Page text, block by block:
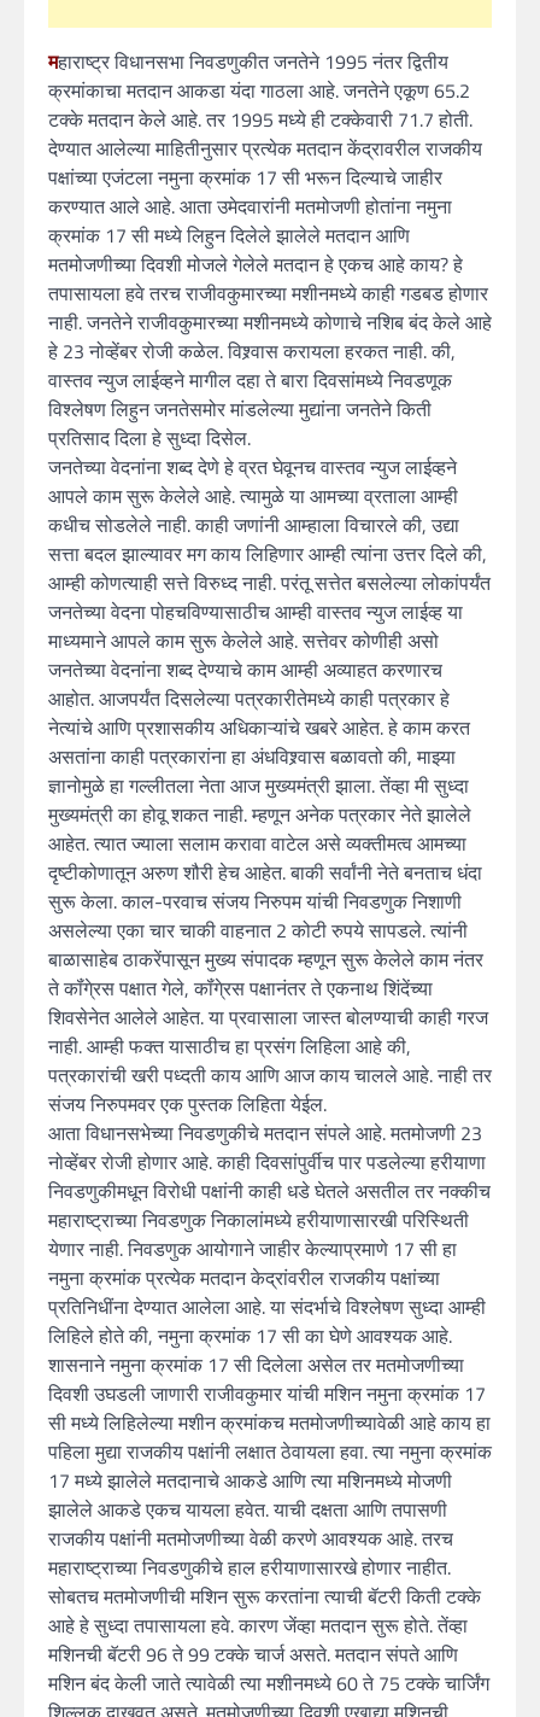
महाराष्ट्र विधानसभा निवडणुकीत जनतेने 1995 नंतर द्वितीय
क्रमांकाचा मतदान आकडा यंदा गाठला आहे. जनतेने एकूण 65.2
टक्के मतदान केले आहे. तर 1995 मध्ये ही टक्केवारी 71.7 होती.
देण्यात आलेल्या माहितीनुसार प्रत्येक मतदान केंद्रावरील राजकीय
पक्षांच्या एजंटला नमुना क्रमांक 17 सी भरून दिल्याचे जाहीर
करण्यात आले आहे. आता उमेदवारांनी मतमोजणी होतांना नमुना
क्रमांक 17 सी मध्ये लिहुन दिलेले झालेले मतदान आणि
मतमोजणीच्या दिवशी मोजले गेलेले मतदान हे एकच आहे काय? हे
तपासायला हवे तरच राजीवकुमारच्या मशीनमध्ये काही गडबड होणार
नाही. जनतेने राजीवकुमारच्या मशीनमध्ये कोणाचे नशिब बंद केले आहे
हे 23 नोव्हेंबर रोजी कळेल. विश्र्वास करायला हरकत नाही. की,
वास्तव न्युज लाईव्हने मागील दहा ते बारा दिवसांमध्ये निवडणूक
विश्लेषण लिहुन जनतेसमोर मांडलेल्या मुद्यांना जनतेने किती
प्रतिसाद दिला हे सुध्दा दिसेल.
जनतेच्या वेदनांना शब्द देणे हे व्रत घेवूनच वास्तव न्युज लाईव्हने
आपले काम सुरू केलेले आहे. त्यामुळे या आमच्या व्रताला आम्ही
कधीच सोडलेले नाही. काही जणांनी आम्हाला विचारले की, उद्या
सत्ता बदल झाल्यावर मग काय लिहिणार आम्ही त्यांना उत्तर दिले की,
आम्ही कोणत्याही सत्ते विरुध्द नाही. परंतू सत्तेत बसलेल्या लोकांपर्यंत
जनतेच्या वेदना पोहचविण्यासाठीच आम्ही वास्तव न्युज लाईव्ह या
माध्यमाने आपले काम सुरू केलेले आहे. सत्तेवर कोणीही असो
जनतेच्या वेदनांना शब्द देण्याचे काम आम्ही अव्याहत करणारच
आहोत. आजपर्यंत दिसलेल्या पत्रकारीतेमध्ये काही पत्रकार हे
नेत्यांचे आणि प्रशासकीय अधिकाऱ्यांचे खबरे आहेत. हे काम करत
असतांना काही पत्रकारांना हा अंधविश्र्वास बळावतो की, माझ्या
ज्ञानोमुळे हा गल्लीतला नेता आज मुख्यमंत्री झाला. तेंव्हा मी सुध्दा
मुख्यमंत्री का होवू शकत नाही. म्हणून अनेक पत्रकार नेते झालेले
आहेत. त्यात ज्याला सलाम करावा वाटेल असे व्यक्तीमत्व आमच्या
दृष्टीकोणातून अरुण शौरी हेच आहेत. बाकी सर्वांनी नेते बनताच धंदा
सुरू केला. काल-परवाच संजय निरुपम यांची निवडणुक निशाणी
असलेल्या एका चार चाकी वाहनात 2 कोटी रुपये सापडले. त्यांनी
बाळासाहेब ठाकरेंपासून मुख्य संपादक म्हणून सुरू केलेले काम नंतर
ते कॉंगे्रस पक्षात गेले, कॉंगे्रस पक्षानंतर ते एकनाथ शिंदेंच्या
शिवसेनेत आलेले आहेत. या प्रवासाला जास्त बोलण्याची काही गरज
नाही. आम्ही फक्त यासाठीच हा प्रसंग लिहिला आहे की,
पत्रकारांची खरी पध्दती काय आणि आज काय चालले आहे. नाही तर
संजय निरुपमवर एक पुस्तक लिहिता येईल.
आता विधानसभेच्या निवडणुकीचे मतदान संपले आहे. मतमोजणी 23
नोव्हेंबर रोजी होणार आहे. काही दिवसांपुर्वीच पार पडलेल्या हरीयाणा
निवडणुकीमधून विरोधी पक्षांनी काही धडे घेतले असतील तर नक्कीच
महाराष्ट्राच्या निवडणुक निकालांमध्ये हरीयाणासारखी परिस्थिती
येणार नाही. निवडणुक आयोगाने जाहीर केल्याप्रमाणे 17 सी हा
नमुना क्रमांक प्रत्येक मतदान केद्रांवरील राजकीय पक्षांच्या
प्रतिनिधींना देण्यात आलेला आहे. या संदर्भाचे विश्लेषण सुध्दा आम्ही
लिहिले होते की, नमुना क्रमांक 17 सी का घेणे आवश्यक आहे.
शासनाने नमुना क्रमांक 17 सी दिलेला असेल तर मतमोजणीच्या
दिवशी उघडली जाणारी राजीवकुमार यांची मशिन नमुना क्रमांक 17
सी मध्ये लिहिलेल्या मशीन क्रमांकच मतमोजणीच्यावेळी आहे काय हा
पहिला मुद्या राजकीय पक्षांनी लक्षात ठेवायला हवा. त्या नमुना क्रमांक
17 मध्ये झालेले मतदानाचे आकडे आणि त्या मशिनमध्ये मोजणी
झालेले आकडे एकच यायला हवेत. याची दक्षता आणि तपासणी
राजकीय पक्षांनी मतमोजणीच्या वेळी करणे आवश्यक आहे. तरच
महाराष्ट्राच्या निवडणुकीचे हाल हरीयाणासारखे होणार नाहीत.
सोबतच मतमोजणीची मशिन सुरू करतांना त्याची बॅटरी किती टक्के
आहे हे सुध्दा तपासायला हवे. कारण जेंव्हा मतदान सुरू होते. तेंव्हा
मशिनची बॅटरी 96 ते 99 टक्के चार्ज असते. मतदान संपते आणि
मशिन बंद केली जाते त्यावेळी त्या मशीनमध्ये 60 ते 75 टक्के चार्जिंग